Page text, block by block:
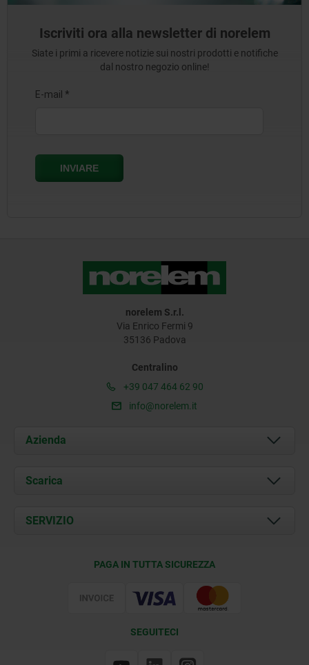
Iscriviti ora alla newsletter di norelem
Siate i primi a ricevere notizie sui nostri prodotti e notifiche
dal nostro negozio online!
norelem S.r.l.
Via Enrico Fermi 9
35136 Padova
Centralino
+39 047 464 62 90
info@norelem.it
Azienda
Chi siamo
Contatti
Scarica
Documents
SERVIZIO
PAGA IN TUTTA SICUREZZA
SEGUITECI